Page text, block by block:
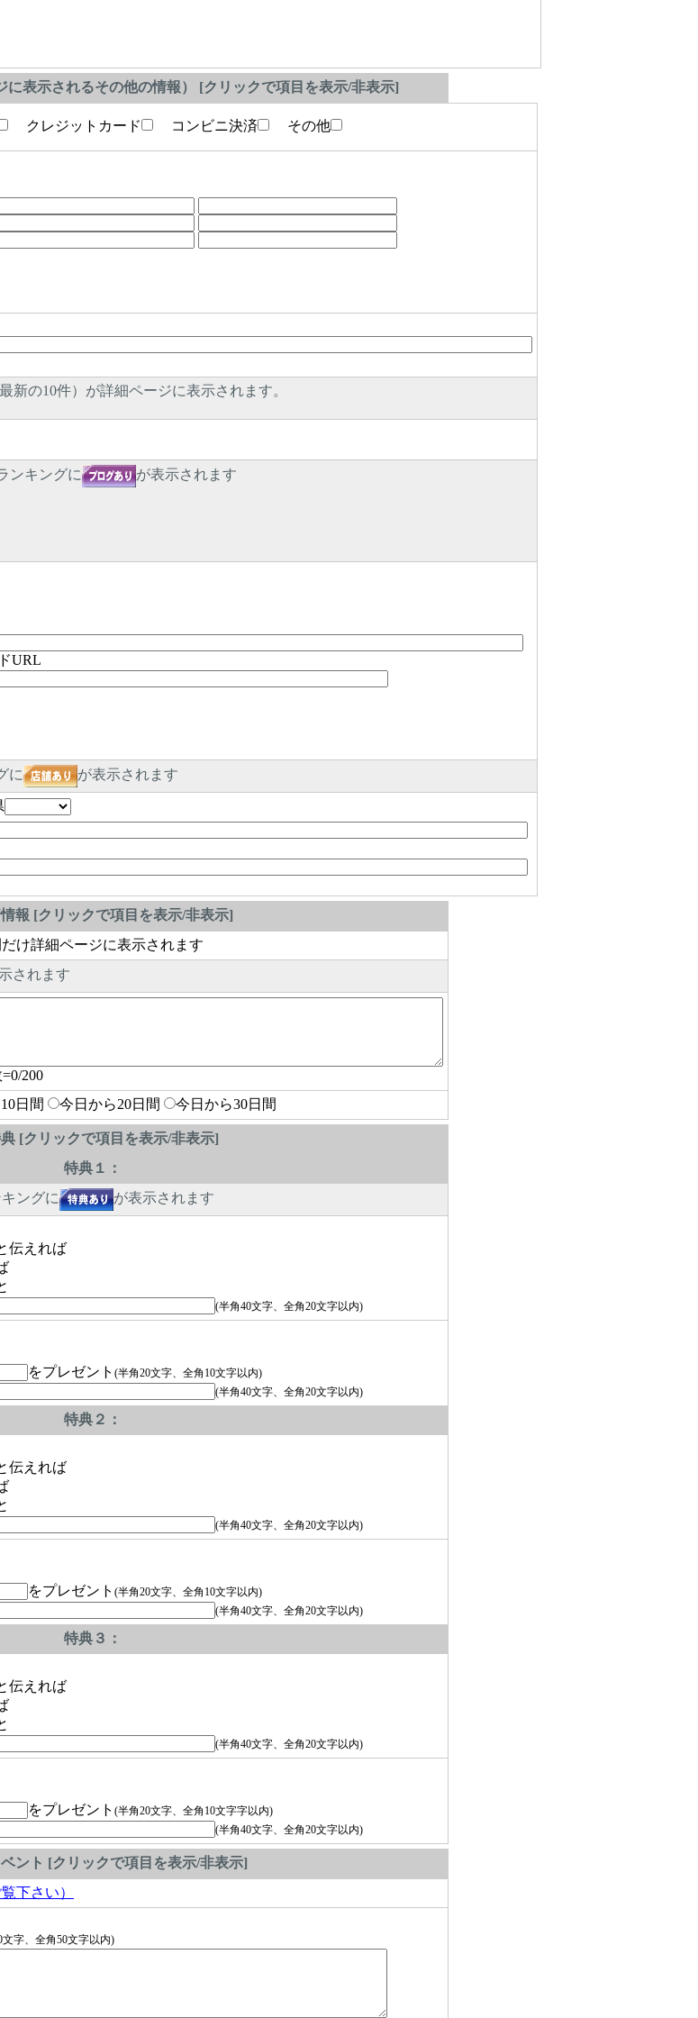
に表示されるその他の情報） [クリックで項目を表示/非表示]
クレジットカード コンビニ決済 その他
新の10件）が詳細ページに表示されます。
ンキングに が表示されます
URL
に が表示されます
報 [クリックで項目を表示/非表示]
け詳細ページに表示されます
されます
=0/200
日間 今日から20日間 今日から30日間
[クリックで項目を表示/非表示]
特典１：
ングに
が表示されます
伝えれば
(半角40文字、全角20文字以内)
をプレゼント (半角20文字、全角10文字以内)
(半角40文字、全角20文字以内)
特典２：
伝えれば
(半角40文字、全角20文字以内)
をプレゼント (半角20文字、全角10文字以内)
(半角40文字、全角20文字以内)
特典３：
伝えれば
(半角40文字、全角20文字以内)
をプレゼント (半角20文字、全角10文字字以内)
(半角40文字、全角20文字以内)
ント [クリックで項目を表示/非表示]
下さい）
文字、全角50文字以内)